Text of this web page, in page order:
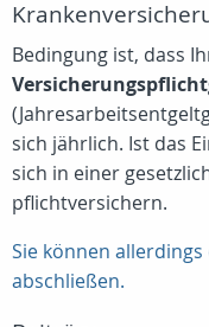
Bedingung ist, dass
sich jährlich. Ist das
sich in einer
pflichtversichern.
Sie können
abschließen.